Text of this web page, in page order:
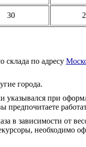
30
склада по адресу
города.
при
в зависимости от
необходимо